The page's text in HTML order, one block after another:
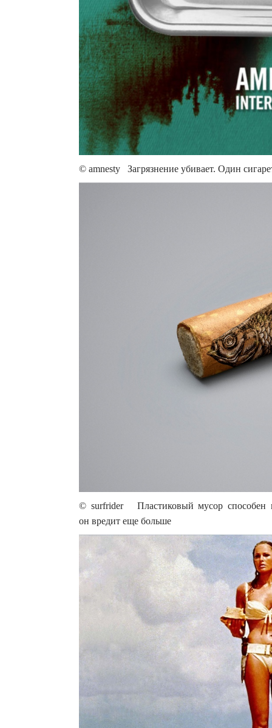
© amnesty Загрязнение убивает. Один
© surfrider Пластиковый мусор способен
он вредит еще больше